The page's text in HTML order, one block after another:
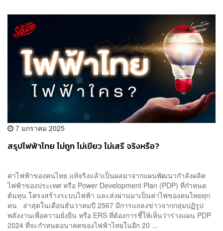
7 มกราคม 2025
สรุปไฟฟ้าไทย ไม่ถูก ไม่เขียว ไม่เสรี จริงหรือ?
ค่าไฟฟ้าของคนไทย แท้จริงแล้วเป็นผลมาจากแผนพัฒนากำลังผลิต
ไฟฟ้าของประเทศ หรือ Power Development Plan (PDP) ที่กำหนด
ต้นทุน โครงสร้างระบบไฟฟ้า และส่งผ่านมาเป็นค่าไฟของคนไทยทุก
คน ล่าสุดในเดือนธันวาคมปี 2567 มีการแถลงข่าวจากกลุ่มปฏิรูป
พลังงานเพื่อความยั่งยืน หรือ ERS ที่ต้องการชี้ให้เห็นว่าร่างแผน PDP
2024 ที่จะกำหนดอนาคตของไฟฟ้าไทยในอีก 20 ...